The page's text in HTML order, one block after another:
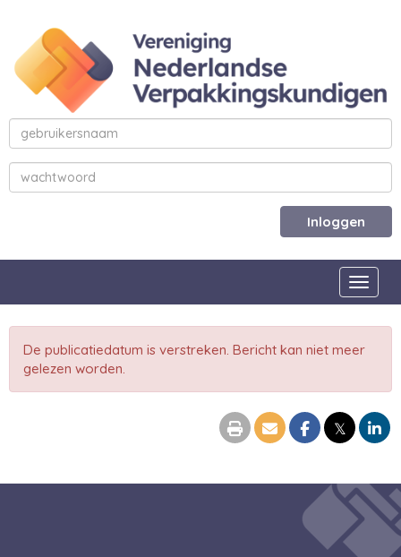
Inloggen
De publicatiedatum is verstreken. Bericht kan niet meer
gelezen worden.
𝕏